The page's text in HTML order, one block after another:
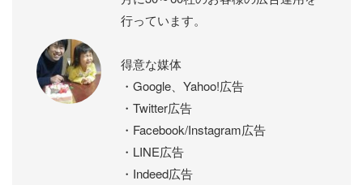
行っています。
得意な媒体
・Google、Yahoo!広告
・Twitter広告
・Facebook/Instagram広告
・LINE広告
・Indeed広告